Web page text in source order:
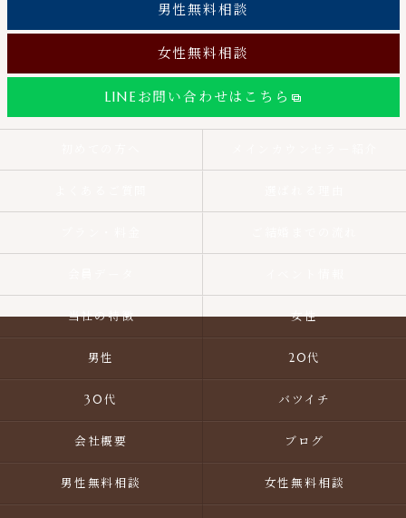
男性無料相談
女性無料相談
LINEお問い合わせはこちら
当社の特徴 女性
男性 20代
30代 バツイチ
会社概要 ブログ
男性無料相談 女性無料相談